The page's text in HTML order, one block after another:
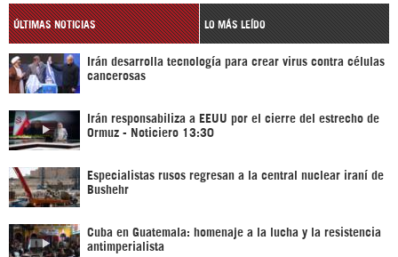
ÚLTIMAS NOTICIAS LO MÁS LEÍDO
Irán desarrolla tecnología para crear virus contra células
cancerosas
Irán responsabiliza a EEUU por el cierre del estrecho de
Ormuz - Noticiero 13:30
Especialistas rusos regresan a la central nuclear iraní de
Bushehr
Cuba en Guatemala: homenaje a la lucha y la resistencia
antimperialista